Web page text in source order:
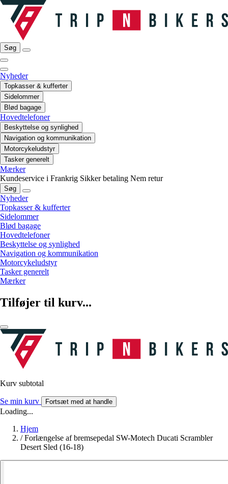
Søg
Nyheder
Topkasser & kufferter
Sidelommer
Blød bagage
Hovedtelefoner
Beskyttelse og synlighed
Navigation og kommunikation
Motorcykeludstyr
Tasker generelt
Mærker
Kundeservice i Frankrig Sikker betaling Nem retur
Søg
Nyheder
Topkasser & kufferter
Sidelommer
Blød bagage
Hovedtelefoner
Beskyttelse og synlighed
Navigation og kommunikation
Motorcykeludstyr
Tasker generelt
Mærker
Tilføjer til kurv...
Kurv subtotal
Se min kurv Fortsæt med at handle
Loading...
Hjem
/ Forlængelse af bremsepedal SW-Motech Ducati Scrambler
Desert Sled (16-18)